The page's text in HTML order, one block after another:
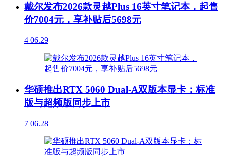
戴尔发布2026款灵越Plus 16英寸笔记本，起售
价7004元，享补贴后5698元
4 06.29
华硕推出RTX 5060 Dual-A双版本显卡：标准
版与超频版同步上市
7 06.28